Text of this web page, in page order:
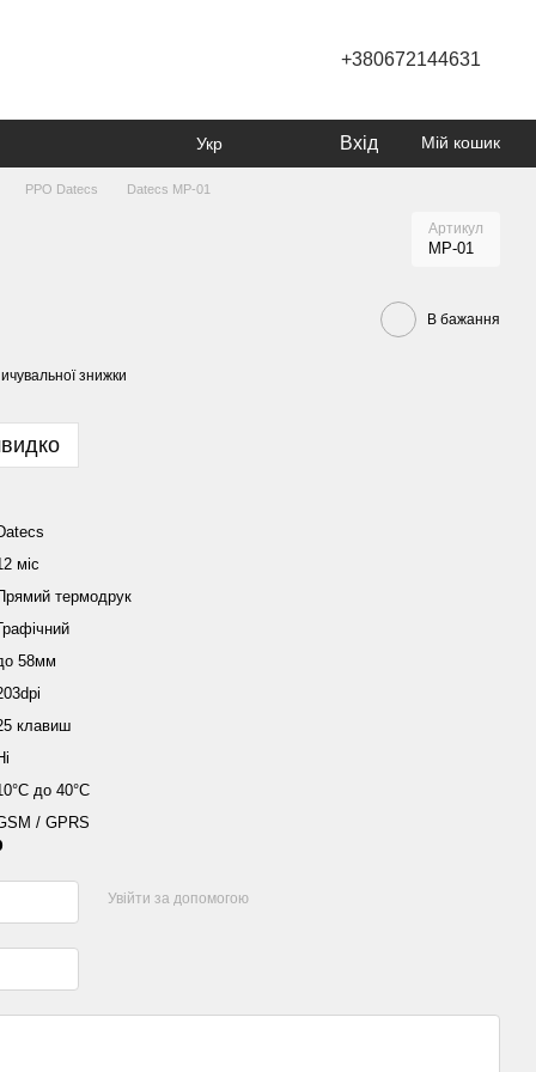
+380672144631
Укр Вхід Мій кошик
РРО Datecs Datecs MP-01
Артикул
MP-01
В бажання
знижки
міс
термодрук
58мм
клавиш
до 40°С
/ GPRS
Увійти за допомогою